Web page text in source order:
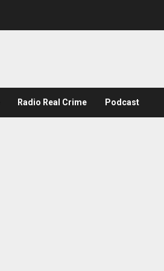
Radio Real Crime Podcast